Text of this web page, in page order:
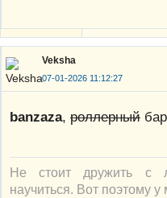
Veksha
07-01-2026 11:12:27
banzaza, роллерный
Не стоит дружить с
научиться. Вот поэтому